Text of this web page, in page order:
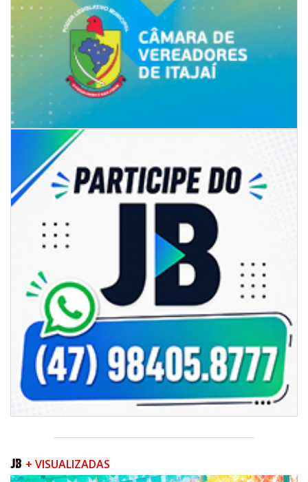
05/08/2026 | 07:00
Sorveteria do Norte de SC expande e abre primeira unidade em
Florianópolis
GERAL
+ VISUALIZADAS